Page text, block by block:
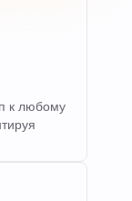
к любому